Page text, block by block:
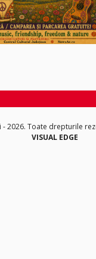
2026. Toate drepturile
VISUAL EDGE